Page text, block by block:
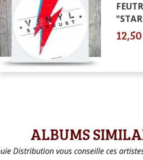
ALBUMS
Distribution vous conseille ces